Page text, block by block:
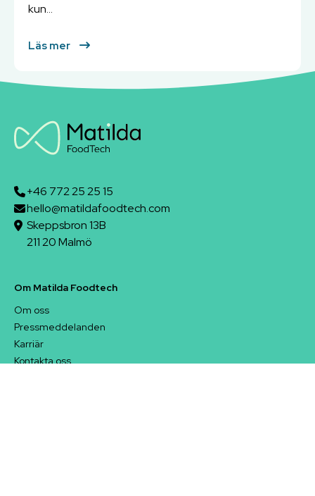
kun...
Läs mer
+46 772 25 25 15
hello@matildafoodtech.com
Skeppsbron 13B
211 20 Malmö
Om Matilda Foodtech
Om oss
Pressmeddelanden
Karriär
Kontakta oss